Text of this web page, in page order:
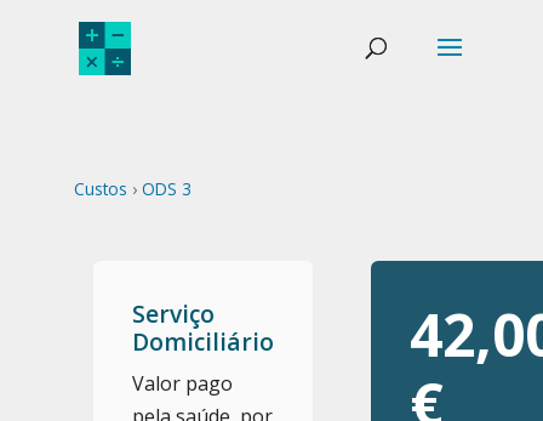
Custos › ODS 3
Serviço
Domiciliário
Valor pago
€